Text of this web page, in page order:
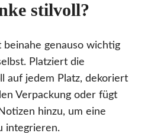
stilvoll?
beinahe genauso wichtig
Platziert die
auf jedem Platz, dekoriert
Verpackung oder fügt
hinzu, um eine
integrieren.